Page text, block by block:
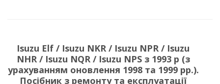
Isuzu Elf / Isuzu NKR / Isuzu NPR / Isuzu
NHR / Isuzu NQR / Isuzu NPS з 1993 р (з
урахуванням оновлення 1998 та 1999 рр.).
Посібник з ремонту та експлуатації